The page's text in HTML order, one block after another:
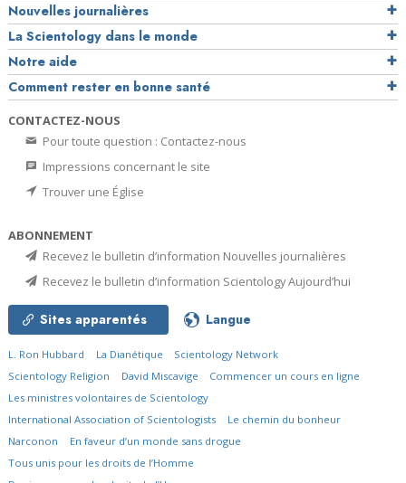
Nouvelles journalières
La Scientology dans le monde
Notre aide
Comment rester en bonne santé
CONTACTEZ-NOUS
Pour toute question : Contactez-nous
Impressions concernant le site
Trouver une Église
ABONNEMENT
Recevez le bulletin d’information Nouvelles journalières
Recevez le bulletin d’information Scientology Aujourd’hui
Sites apparentés Langue
L. Ron Hubbard La Dianétique
Scientology Network
Scientology Religion
David Miscavige
Commencer un cours en ligne
Les ministres volontaires de Scientology
International Association of Scientologists
Le chemin du bonheur
Narconon
En faveur d’un monde sans drogue
Tous unis pour les droits de l’Homme